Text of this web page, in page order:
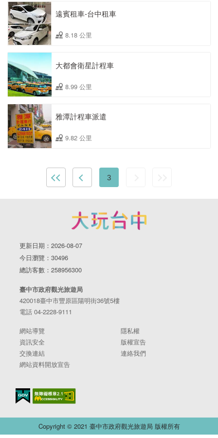
遠賓租車-台中租車
8.18 公里
大都會衛星計程車
8.99 公里
雅潭計程車派遣
9.82 公里
3
更新日期：2026-08-07
今日瀏覽：30496
總訪客數：258956300
臺中市政府觀光旅遊局
420018臺中市豐原區陽明街36號5樓
電話 04-2228-9111
網站導覽
隱私權
資訊安全
版權宣告
交換連結
連絡我們
網站資料開放宣告
Copyright © 2021 臺中市政府觀光旅遊局 版權所有